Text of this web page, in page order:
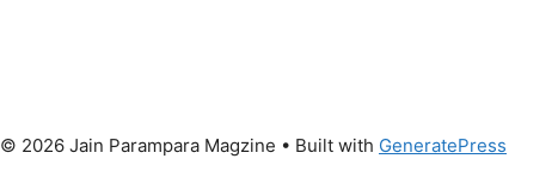
© 2026 Jain Parampara Magzine • Built with GeneratePress